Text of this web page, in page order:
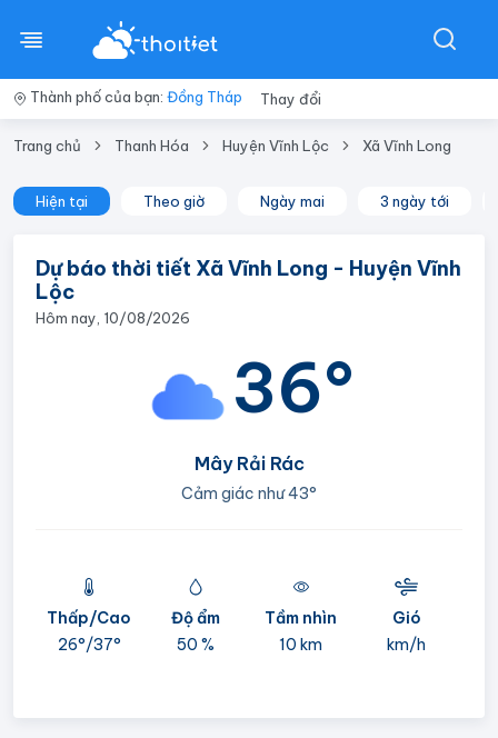
Thành phố của bạn: Đồng Tháp Thay đổi
Trang chủ Thanh Hóa Huyện Vĩnh Lộc Xã Vĩnh Long
Hiện tại Theo giờ Ngày mai 3 ngày tới
Dự báo thời tiết Xã Vĩnh Long - Huyện Vĩnh
Lộc
Hôm nay, 10/08/2026
36°
Mây Rải Rác
Cảm giác như43°
Thấp/Cao
26°/37°
Độ ẩm
50 %
Tầm nhìn
10 km
Gió
km/h